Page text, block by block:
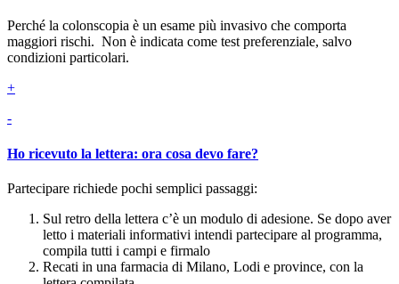
Perché la colonscopia è un esame più invasivo che comporta
maggiori rischi. Non è indicata come test preferenziale, salvo
condizioni particolari.
+
-
Ho ricevuto la lettera: ora cosa devo fare?
Partecipare richiede pochi semplici passaggi:
Sul retro della lettera c’è un modulo di adesione. Se dopo aver
letto i materiali informativi intendi partecipare al programma,
compila tutti i campi e firmalo
Recati in una farmacia di Milano, Lodi e province, con la